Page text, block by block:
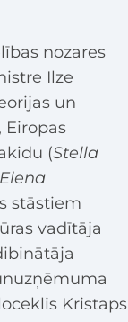
nozares
Ilze
un
Eiropas
(Stella
Elena
stāstiem
vadītāja
Kristaps